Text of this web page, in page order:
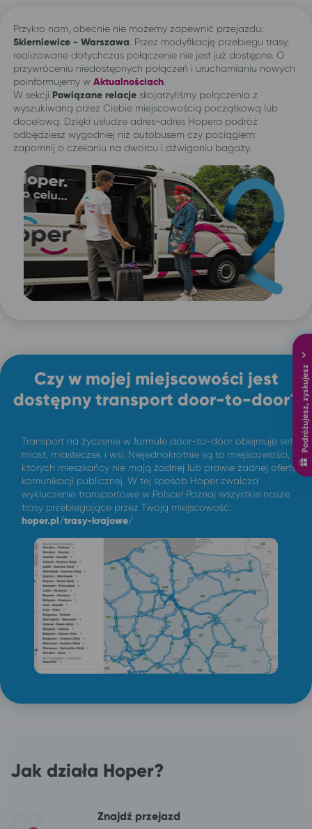
Podróżujesz, zyskujesz
Przykro nam, obecnie nie możemy zapewnić przejazdu:
Skierniewice - Warszawa . Przez modyfikację przebiegu trasy,
realizowane dotychczas połączenie nie jest już dostępne. O
przywróceniu niedostępnych połączeń i uruchamianiu nowych
poinformujemy w Aktualnościach
W sekcji Powiązane relacje skojarzyliśmy połączenia z
wyszukiwaną przez Ciebie miejscowością początkową lub
docelową. Dzięki usłudze adres-adres Hopera podróż
odbędziesz wygodniej niż autobusem czy pociągiem:
zapomnij o czekaniu na dworcu i dźwiganiu bagaży.
Czy w mojej miejscowości jest
dostępny transport door-to-door?
Transport na życzenie w formule door-to-door obejmuje setki
miast, miasteczek i wsi. Niejednokrotnie są to miejscowości,
których mieszkańcy nie mają żadnej lub prawie żadnej oferty
komunikacji publicznej. W tej sposób Hoper zwalcza
wykluczenie transportowe w Polsce! Poznaj wszystkie nasze
trasy przebiegające przez Twoją miejscowość:
hoper.pl/trasy-krajowe/
Jak działa Hoper?
Znajdź przejazd